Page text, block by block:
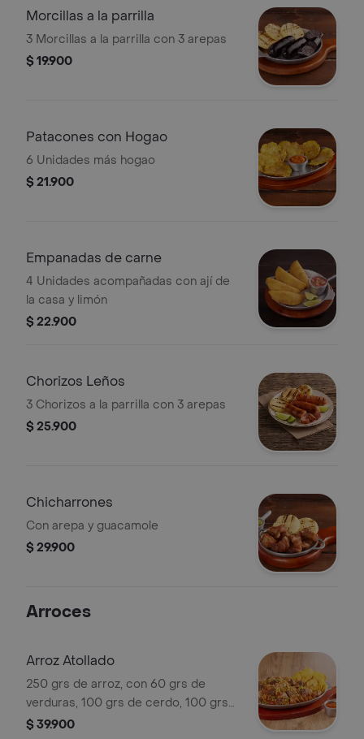
Morcillas a la parrilla
3 Morcillas a la parrilla con 3 arepas
$ 19.900
Patacones con Hogao
6 Unidades más hogao
$ 21.900
Empanadas de carne
4 Unidades acompañadas con ají de
la casa y limón
$ 22.900
Chorizos Leños
3 Chorizos a la parrilla con 3 arepas
$ 25.900
Chicharrones
Con arepa y guacamole
$ 29.900
Arroces
Arroz Atollado
250 grs de arroz, con 60 grs de
verduras, 100 grs de cerdo, 100 grs
de res, 1,5 und de chorizo de cerdo
$ 39.900